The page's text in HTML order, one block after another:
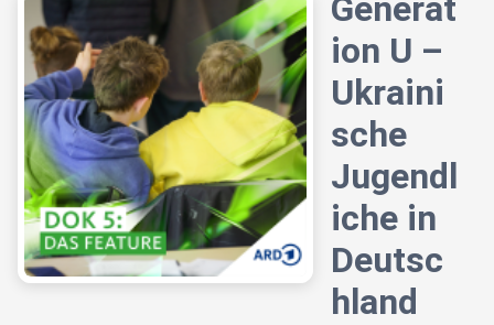
Generat
ion U –
Ukraini
sche
Jugendl
iche in
Deutsc
hland